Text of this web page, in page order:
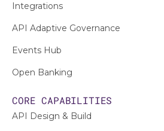
Integrations
API Adaptive Governance
Events Hub
Open Banking
CORE CAPABILITIES
API Design & Build